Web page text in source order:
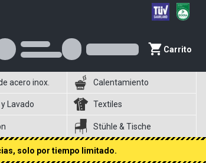
Carrito
acero inox. Calentamiento
Lavado Textiles
Stühle & Tische
solo por tiempo limitado.